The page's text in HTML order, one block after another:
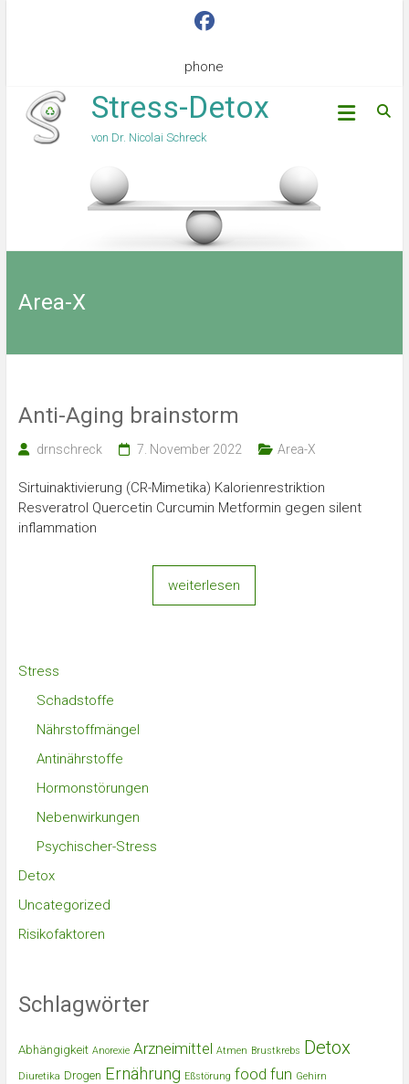
phone
Stress-Detox
von Dr. Nicolai Schreck
Area-X
Anti-Aging brainstorm
drnschreck 7. November 2022 Area-X
Sirtuinaktivierung (CR-Mimetika) Kalorienrestriktion
Resveratrol Quercetin Curcumin Metformin gegen silent
inflammation
weiterlesen
Stress
Schadstoffe
Nährstoffmängel
Antinährstoffe
Hormonstörungen
Nebenwirkungen
Psychischer-Stress
Detox
Uncategorized
Risikofaktoren
Schlagwörter
Abhängigkeit Anorexie Arzneimittel Atmen Brustkrebs Detox
Diuretika Drogen Ernährung Eßstörung food fun Gehirn